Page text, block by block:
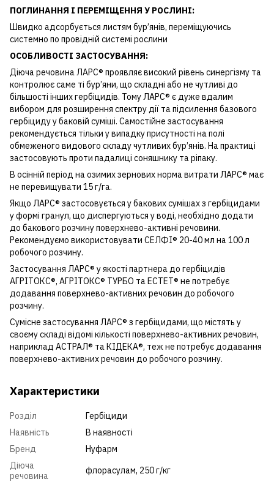
ПОГЛИНАННЯ І ПЕРЕМІЩЕННЯ У РОСЛИНІ:
Швидко адсорбується листям бур’янів, переміщуючись
системно по провідній системі рослини
ОСОБЛИВОСТІ ЗАСТОСУВАННЯ:
Діюча речовина ЛАРС® проявляє високий рівень синергізму та
контролює саме ті бур’яни, що складні або не чутливі до
більшості інших гербіцидів. Тому ЛАРС® є дуже вдалим
вибором для розширення спектру дії та підсилення базового
гербіциду у баковій суміші. Самостійне застосування
рекомендується тільки у випадку присутності на полі
обмеженого видового складу чутливих бур’янів. На практиці
застосовують проти падалиці соняшнику та ріпаку.
В осінній період на озимих зернових норма витрати ЛАРС® має
не перевищувати 15 г/га.
Якщо ЛАРС® застосовується у бакових сумішах з гербіцидами
у формі гранул, що диспергуються у воді, необхідно додати
до бакового розчину поверхнево-активні речовини.
Рекомендуємо використовувати СЕЛФІ® 20-40 мл на 100 л
робочого розчину.
Застосування ЛАРС® у якості партнера до гербіцидів
АГРІТОКС®, АГРІТОКС® ТУРБО та ЕСТЕТ® не потребує
додавання поверхнево-активних речовин до робочого
розчину.
Сумісне застосування ЛАРС® з гербіцидами, що містять у
своєму складі відомі кількості поверхнево-активних речовин,
наприклад АСТРАЛ® та КІДЕКА®, теж не потребує додавання
поверхнево-активних речовин до робочого розчину.
Характеристики
Розділ
Гербіциди
Наявність
В наявності
Бренд
Нуфарм
Діюча
речовина
флорасулам, 250 г/кг